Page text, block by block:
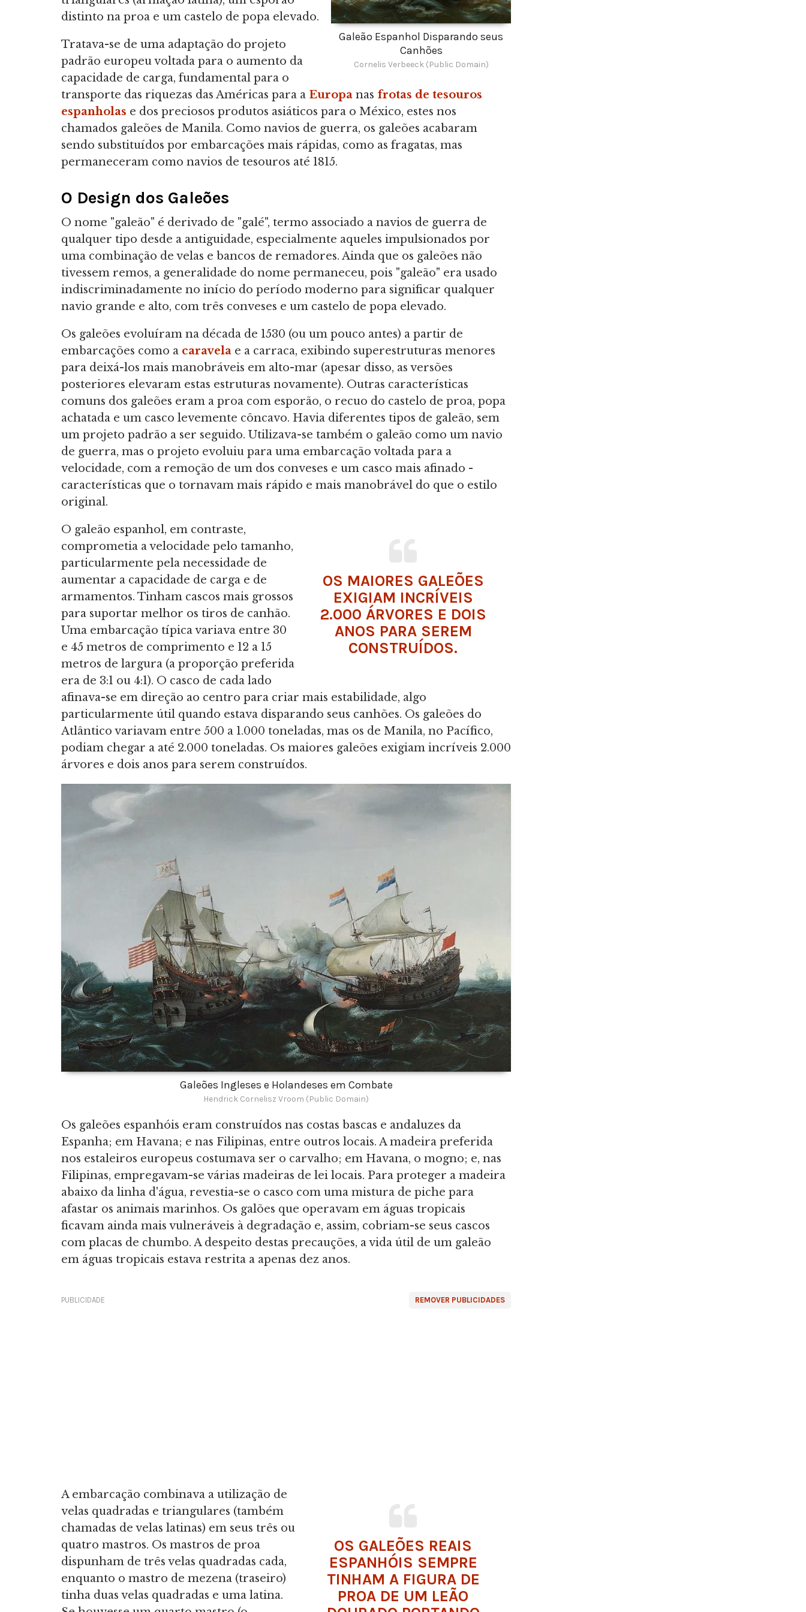
Galeão Espanhol Disparando seus
Canhões
Cornelis Verbeeck (Public Domain)
distinto na proa e um castelo de popa elevado.
Tratava-se de uma adaptação do projeto
padrão europeu voltada para o aumento da
capacidade de carga, fundamental para o
transporte das riquezas das Américas para a Europa nas frotas de tesouros
espanholas e dos preciosos produtos asiáticos para o México, estes nos
chamados galeões de Manila. Como navios de guerra, os galeões acabaram
sendo substituídos por embarcações mais rápidas, como as fragatas, mas
permaneceram como navios de tesouros até 1815.
O Design dos Galeões
O nome "galeão" é derivado de "galé", termo associado a navios de guerra de
qualquer tipo desde a antiguidade, especialmente aqueles impulsionados por
uma combinação de velas e bancos de remadores. Ainda que os galeões não
tivessem remos, a generalidade do nome permaneceu, pois "galeão" era usado
indiscriminadamente no início do período moderno para significar qualquer
navio grande e alto, com três conveses e um castelo de popa elevado.
Os galeões evoluíram na década de 1530 (ou um pouco antes) a partir de
embarcações como a caravela e a carraca, exibindo superestruturas menores
para deixá-los mais manobráveis em alto-mar (apesar disso, as versões
posteriores elevaram estas estruturas novamente). Outras características
comuns dos galeões eram a proa com esporão, o recuo do castelo de proa, popa
achatada e um casco levemente côncavo. Havia diferentes tipos de galeão, sem
um projeto padrão a ser seguido. Utilizava-se também o galeão como um navio
de guerra, mas o projeto evoluiu para uma embarcação voltada para a
velocidade, com a remoção de um dos conveses e um casco mais afinado -
características que o tornavam mais rápido e mais manobrável do que o estilo
original.
OS MAIORES GALEÕES
EXIGIAM INCRÍVEIS
2.000 ÁRVORES E DOIS
ANOS PARA SEREM
CONSTRUÍDOS.
O galeão espanhol, em contraste,
comprometia a velocidade pelo tamanho,
particularmente pela necessidade de
aumentar a capacidade de carga e de
armamentos. Tinham cascos mais grossos
para suportar melhor os tiros de canhão.
Uma embarcação típica variava entre 30
e 45 metros de comprimento e 12 a 15
metros de largura (a proporção preferida
era de 3:1 ou 4:1). O casco de cada lado
afinava-se em direção ao centro para criar mais estabilidade, algo
particularmente útil quando estava disparando seus canhões. Os galeões do
Atlântico variavam entre 500 a 1.000 toneladas, mas os de Manila, no Pacífico,
podiam chegar a até 2.000 toneladas. Os maiores galeões exigiam incríveis 2.000
árvores e dois anos para serem construídos.
Galeões Ingleses e Holandeses em Combate
Hendrick Cornelisz Vroom (Public Domain)
Os galeões espanhóis eram construídos nas costas bascas e andaluzes da
Espanha; em Havana; e nas Filipinas, entre outros locais. A madeira preferida
nos estaleiros europeus costumava ser o carvalho; em Havana, o mogno; e, nas
Filipinas, empregavam-se várias madeiras de lei locais. Para proteger a madeira
abaixo da linha d'água, revestia-se o casco com uma mistura de piche para
afastar os animais marinhos. Os galões que operavam em águas tropicais
ficavam ainda mais vulneráveis à degradação e, assim, cobriam-se seus cascos
com placas de chumbo. A despeito destas precauções, a vida útil de um galeão
em águas tropicais estava restrita a apenas dez anos.
REMOVER PUBLICIDADES
PUBLICIDADE
OS GALEÕES REAIS
ESPANHÓIS SEMPRE
TINHAM A FIGURA DE
PROA DE UM LEÃO
A embarcação combinava a utilização de
velas quadradas e triangulares (também
chamadas de velas latinas) em seus três ou
quatro mastros. Os mastros de proa
dispunham de três velas quadradas cada,
enquanto o mastro de mezena (traseiro)
tinha duas velas quadradas e uma latina.